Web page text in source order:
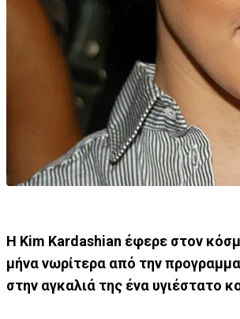
Η Kim Kardashian έφερε στον
μήνα νωρίτερα από την
στην αγκαλιά της ένα υγιέστατο